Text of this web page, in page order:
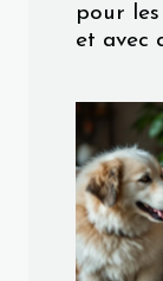
pour
et avec